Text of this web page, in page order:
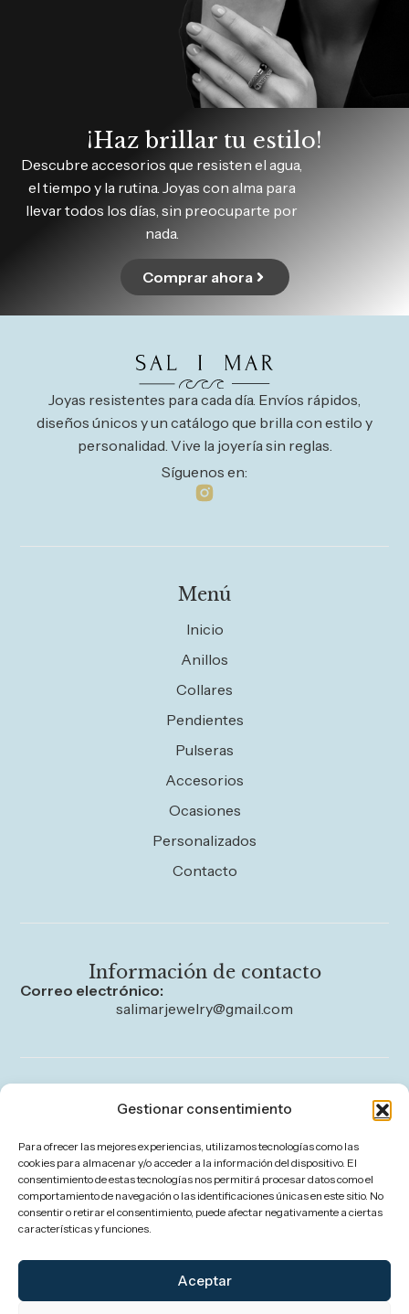
Gestionar consentimiento
Para ofrecer las mejores experiencias, utilizamos tecnologías como las
cookies para almacenar y/o acceder a la información del dispositivo. El
consentimiento de estas tecnologías nos permitirá procesar datos como el
comportamiento de navegación o las identificaciones únicas en este sitio. No
consentir o retirar el consentimiento, puede afectar negativamente a ciertas
características y funciones.
Aceptar
¡Haz brillar tu estilo!
Descubre accesorios que resisten el agua,
el tiempo y la rutina. Joyas con alma para
llevar todos los días, sin preocuparte por
nada.
Comprar ahora
Joyas resistentes para cada día. Envíos rápidos,
diseños únicos y un catálogo que brilla con estilo y
personalidad. Vive la joyería sin reglas.
Síguenos en:
Menú
Inicio
Anillos
Collares
Pendientes
Pulseras
Accesorios
Ocasiones
Personalizados
Contacto
Información de contacto
Correo electrónico:
salimarjewelry@gmail.com
Política de privacidad
Política de cookies (UE)
Política de envíos y devoluciones